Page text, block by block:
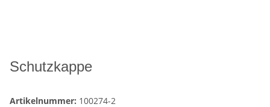
Schutzkappe
Artikelnummer: 100274-2